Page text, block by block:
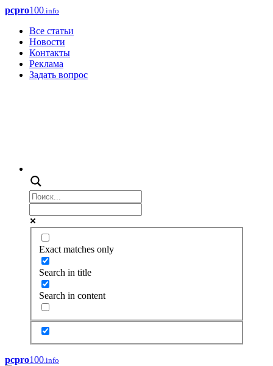
pcpro100.info
Все статьи
Новости
Контакты
Реклама
Задать вопрос
Exact matches only
Search in title
Search in content
pcpro100.info